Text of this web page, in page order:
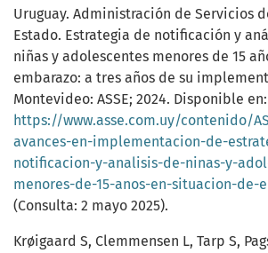
Uruguay. Administración de Servicios
Estado. Estrategia de notificación y
niñas y adolescentes menores de 15
embarazo: a tres años de su
Montevideo: ASSE; 2024. Disponible en:
https://www.asse.com.uy/contenido/
avances-en-implementacion-de-
notificacion-y-analisis-de-ninas-y-
menores-de-15-anos-en-situacion-de-
(Consulta: 2 mayo 2025).
Krøigaard S, Clemmensen L, Tarp S,